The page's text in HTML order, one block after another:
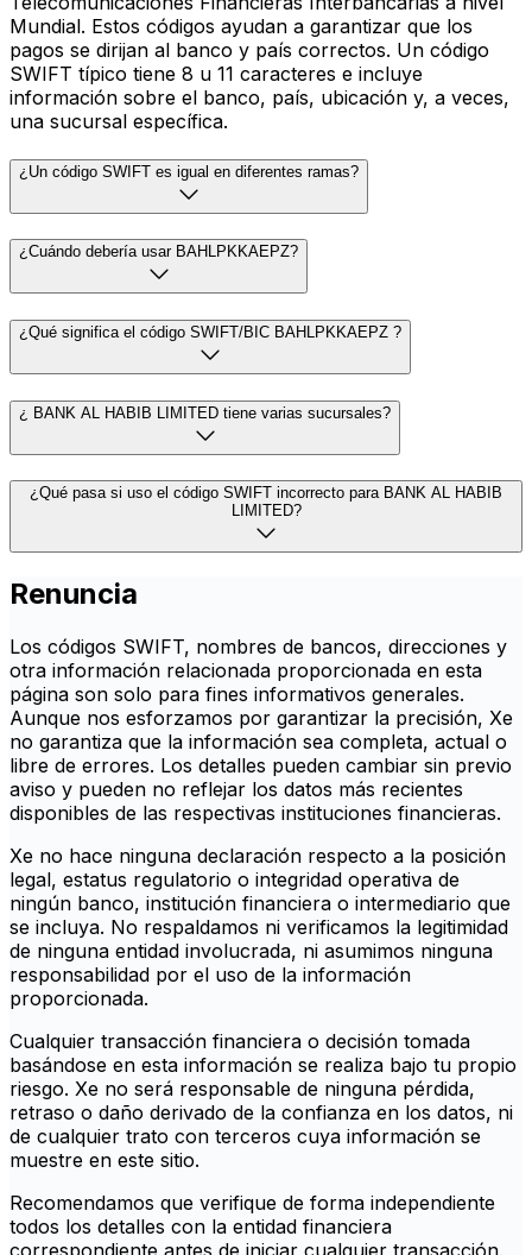
Mundial. Estos códigos ayudan a garantizar que los
pagos se dirijan al banco y país correctos. Un código
SWIFT típico tiene 8 u 11 caracteres e incluye
información sobre el banco, país, ubicación y, a veces,
una sucursal específica.
¿Un código SWIFT es igual en diferentes ramas?
¿Cuándo debería usar BAHLPKKAEPZ?
¿Qué significa el código SWIFT/BIC BAHLPKKAEPZ ?
¿ BANK AL HABIB LIMITED tiene varias sucursales?
¿Qué pasa si uso el código SWIFT incorrecto para BANK AL HABIB
LIMITED?
Renuncia
Los códigos SWIFT, nombres de bancos, direcciones y
otra información relacionada proporcionada en esta
página son solo para fines informativos generales.
Aunque nos esforzamos por garantizar la precisión, Xe
no garantiza que la información sea completa, actual o
libre de errores. Los detalles pueden cambiar sin previo
aviso y pueden no reflejar los datos más recientes
disponibles de las respectivas instituciones financieras.
Xe no hace ninguna declaración respecto a la posición
legal, estatus regulatorio o integridad operativa de
ningún banco, institución financiera o intermediario que
se incluya. No respaldamos ni verificamos la legitimidad
de ninguna entidad involucrada, ni asumimos ninguna
responsabilidad por el uso de la información
proporcionada.
Cualquier transacción financiera o decisión tomada
basándose en esta información se realiza bajo tu propio
riesgo. Xe no será responsable de ninguna pérdida,
retraso o daño derivado de la confianza en los datos, ni
de cualquier trato con terceros cuya información se
muestre en este sitio.
Recomendamos que verifique de forma independiente
todos los detalles con la entidad financiera